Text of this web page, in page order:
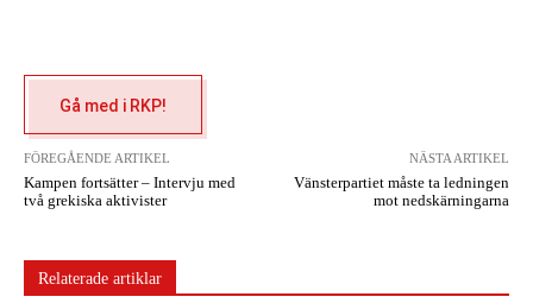
Gå med i RKP!
FÖREGÅENDE ARTIKEL
Kampen fortsätter – Intervju med
två grekiska aktivister
NÄSTA ARTIKEL
Vänsterpartiet måste ta ledningen
mot nedskärningarna
Relaterade artiklar